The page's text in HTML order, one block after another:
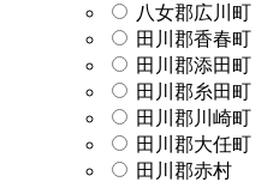
八女郡広川町
田川郡香春町
田川郡添田町
田川郡糸田町
田川郡川崎町
田川郡大任町
田川郡赤村